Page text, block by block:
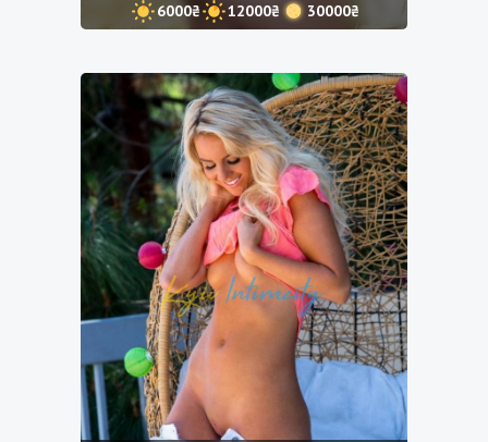
6000₴ 12000₴ 30000₴